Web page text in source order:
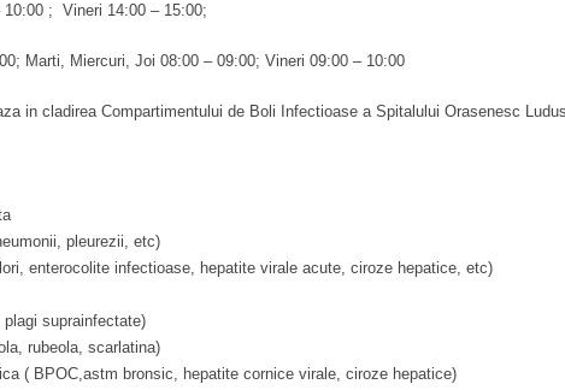
; Vineri 14:00 – 15:00;
Marti, Miercuri, Joi 08:00 – 09:00; Vineri 09:00 – 10:00
in cladirea Compartimentului de Boli Infectioase a Spitalului Orasenesc
pleurezii, etc)
enterocolite infectioase, hepatite virale acute, ciroze hepatice, etc)
suprainfectate)
rubeola, scarlatina)
( BPOC,astm bronsic, hepatite cornice virale, ciroze hepatice)